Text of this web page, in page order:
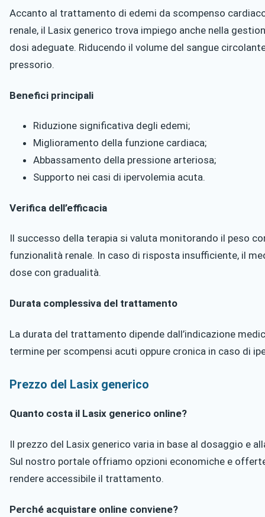
Accanto al trattamento di edemi da scompenso
renale, il Lasix generico trova impiego anche nella
dosi adeguate. Riducendo il volume del sangue
pressorio.
Benefici principali
Riduzione significativa degli edemi;
Miglioramento della funzione cardiaca;
Abbassamento della pressione arteriosa;
Supporto nei casi di ipervolemia acuta.
Verifica dell’efficacia
Il successo della terapia si valuta monitorando il peso
funzionalità renale. In caso di risposta insufficiente, il
dose con gradualità.
Durata complessiva del trattamento
La durata del trattamento dipende dall’indicazione
termine per scompensi acuti oppure cronica in caso di
Prezzo del Lasix generico
Quanto costa il Lasix generico online?
Il prezzo del Lasix generico varia in base al dosaggio e
Sul nostro portale offriamo opzioni economiche e
rendere accessibile il trattamento.
Perché acquistare online conviene?